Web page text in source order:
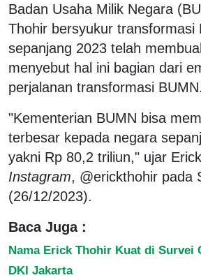
Badan Usaha Milik Negara
Thohir bersyukur transformasi
sepanjang 2023 telah
menyebut hal ini bagian dari
perjalanan transformasi
"Kementerian BUMN bisa
terbesar kepada negara
yakni Rp 80,2 triliun," ujar
Instagram, @erickthohir pada
(26/12/2023).
Baca Juga :
Nama Erick Thohir Kuat di Survei
DKI Jakarta